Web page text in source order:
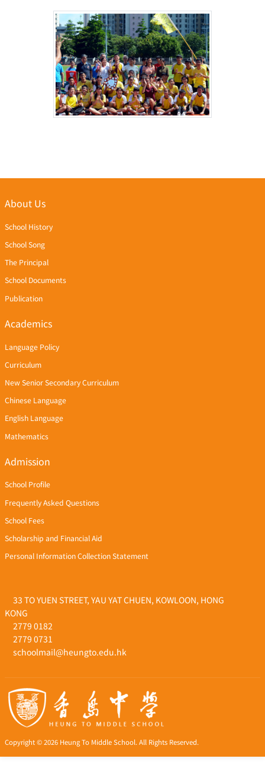
33 TO YUEN STREET, YAU YAT CHUEN, KOWLOON, HONG
KONG
2779 0182
2779 0731
schoolmail@heungto.edu.hk
Copyright © 2026 Heung To Middle School. All Rights Reserved.
About Us
School History
School Song
The Principal
School Documents
Publication
Academics
Language Policy
Curriculum
New Senior Secondary Curriculum
Chinese Language
English Language
Mathematics
Admission
School Profile
Frequently Asked Questions
School Fees
Scholarship and Financial Aid
Personal Information Collection Statement